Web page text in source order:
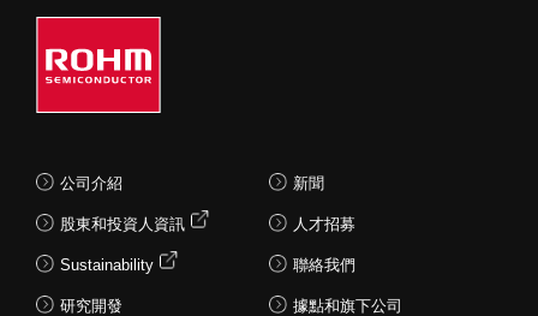
公司介紹
股東和投資人資訊
Sustainability
研究開發
新聞
人才招募
聯絡我們
據點和旗下公司